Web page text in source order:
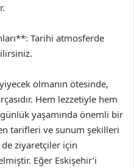
Tarihi atmosferde
olmanın ötesinde,
Hem lezzetiyle hem
yaşamında önemli bir
tarifleri ve sunum şekilleri
ziyaretçiler için
Eğer Eskişehir’i